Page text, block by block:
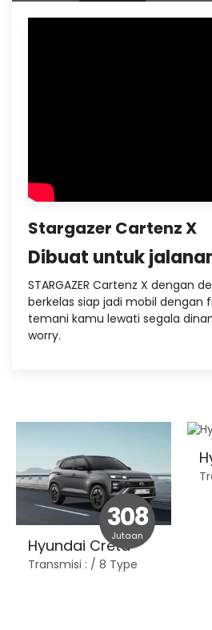
Stargazer Cartenz X
Dibuat untuk
STARGAZER Cartenz X dengan
berkelas siap jadi mobil dengan
temani kamu lewati segala
worry.
308
Jutaan
Hyundai Creta
Transmisi : / 8 Type